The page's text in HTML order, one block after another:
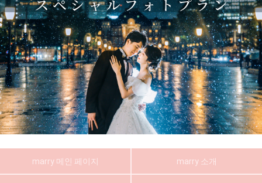
marry 메인 페이지 marry 소개